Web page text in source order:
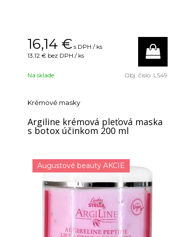
16,14 € s DPH / ks
13,12 € bez DPH / ks
Na sklade Obj. čislo: LS49
Krémové masky
Argiline krémová pleťová maska
s botox účinkom 200 ml
Augustové beauty AKCIE